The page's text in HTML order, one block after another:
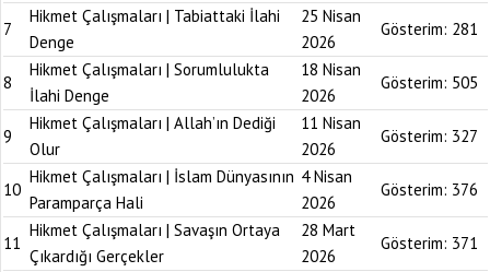
7
Hikmet Çalışmaları | Tabiattaki İlahi
Denge
25 Nisan
2026
Gösterim: 281
8
Hikmet Çalışmaları | Sorumlulukta
İlahi Denge
18 Nisan
2026
Gösterim: 505
9
Hikmet Çalışmaları | Allah’ın Dediği
Olur
11 Nisan
2026
Gösterim: 327
10
Hikmet Çalışmaları | İslam Dünyasının
Paramparça Hali
4 Nisan
2026
Gösterim: 376
11
Hikmet Çalışmaları | Savaşın Ortaya
Çıkardığı Gerçekler
28 Mart
2026
Gösterim: 371